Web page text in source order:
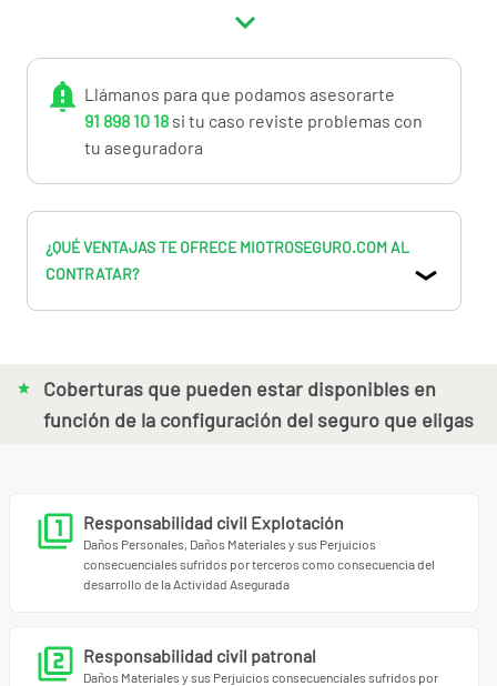
el comerciante debe hacer frente cuando se expone a una
sus clientes.
Consulta el producto y si tienes dudas, llámanos al
91.898.10.18 o a info@miotroseguro.com. Nos gustará
Llámanos para que podamos asesorarte
91 898 10 18 si tu caso reviste problemas con
tu aseguradora
¿QUÉ VENTAJAS TE OFRECE MIOTROSEGURO.COM AL
CONTRATAR?
Coberturas que pueden estar disponibles en
función de la configuración del seguro que eligas
Responsabilidad civil Explotación
Daños Personales, Daños Materiales y sus Perjuicios
consecuenciales sufridos por terceros como consecuencia del
desarrollo de la Actividad Asegurada
Responsabilidad civil patronal
Daños Materiales y sus Perjuicios consecuenciales sufridos por